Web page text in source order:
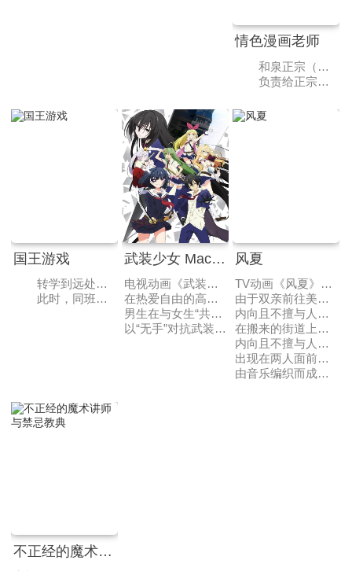
情色漫画老师
和泉正宗（松冈祯丞 配音）是一名专注于创作轻小说的作家，曾经获得过新人奖，并就此踏上了写作的道路。不久之前，正宗开始了和没有血缘关系的妹妹和泉纱雾（藤田茜 配音）一起的同居生活，哪知道虽然住在同一屋檐下，但正宗几乎没有在家里看到过纱雾，因为纱雾是一个只待在自己房间里绝对不会出来的超级宅女。
负责给正宗的小说画插图的是一位名叫“情色漫画老师”的插画家，其画技之精湛令正宗深深折服，然而，情色漫画老师未曾有过以其真身示人之时，对于他隐藏在网络背后的真实面目，正宗有着诸多的猜测。然而，让正宗没有想到的是，这位插画家的真身，竟然就是妹妹纱雾！
国王游戏
转学到远处高中的金泽伸明，由于在之前的学校经历过的某件事，而对于与同班同学亲密相处感到恐惧，封锁了自己的内心，但他以体育祭上的班级对抗接力赛为契机，开始和同学们变得融洽起来。
此时，同班同学全员的手机收到了一封自称为“国王”之人所发送的邮件。同班同学们认为这只是单纯的恶作剧而并没当回事，但只有伸明知道此事的含义，并对于要面对即将开始的“死亡”游戏感到内心纠葛……
武装少女 Machiavellism
电视动画《武装少女Machiavellism》改编自黑神游夜原作、神崎かるな作画的同名漫画作品，动画由SILVER LINK.制作，于2017年4月5日播出。
在热爱自由的高中生·纳村不道所转入的爱地共生学园，以护身为名武装起来的女生们正在对男生施行毫不留情的支配！
男生在与女生“共生”的名义下，被“强制”要求舍弃男人身份而生活。纳村刚一转学过来，就引起统率学园的“天下五剑”之一、“鹿岛神传直心影流”的好手·鬼瓦轮的注意，并被当成新的“矫正”对象，受到一决胜负的挑战……。
以“无手”对抗武装少女们，追求自由的纳村不道的命运将会！？
风夏
TV动画《风夏》改编自濑尾公治原作的同名漫画，于原作漫画第119话正式宣布TV动画化的消息。
由于双亲前往美国而与姐妹一同生活，因此转学到东京的高中的榛名优。
内向且不擅与人交往的他，交流的主要领域只有推特上的互相来往而已。
在搬来的街道上散步的优正在刷推特时，与出现在自己面前的少女秋月风夏相遇……。
内向且不擅与人交往的榛名优，与拥有不可思议魅力的少女秋月风夏。
出现在两人面前的优的青梅竹马，冰无小雪。
由音乐编织而成的全新恋爱物语，就此开始——。
不正经的魔术讲师与禁忌教典